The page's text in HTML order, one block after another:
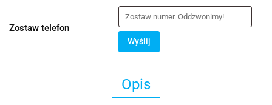
Zostaw telefon
Wyślij
Opis